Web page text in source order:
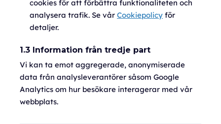
cookies för att förbättra funktionaliteten och
analysera trafik. Se vår Cookiepolicy för
detaljer.
1.3 Information från tredje part
Vi kan ta emot aggregerade, anonymiserade
data från analysleverantörer såsom Google
Analytics om hur besökare interagerar med vår
webbplats.